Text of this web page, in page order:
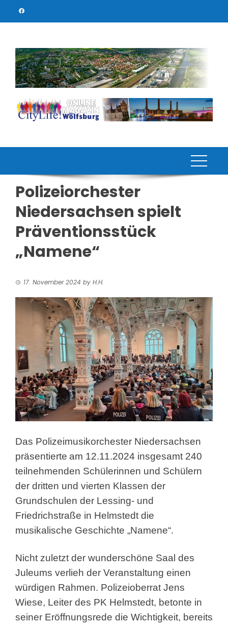
Polizeiorchester
Niedersachsen spielt
Präventionsstück
„Namene“
17. November 2024 by H.H.
Das Polizeimusikorchester Niedersachsen
präsentierte am 12.11.2024 insgesamt 240
teilnehmenden Schülerinnen und Schülern
der dritten und vierten Klassen der
Grundschulen der Lessing- und
Friedrichstraße in Helmstedt die
musikalische Geschichte „Namene“.
Nicht zuletzt der wunderschöne Saal des
Juleums verlieh der Veranstaltung einen
würdigen Rahmen. Polizeioberrat Jens
Wiese, Leiter des PK Helmstedt, betonte in
seiner Eröffnungsrede die Wichtigkeit, bereits